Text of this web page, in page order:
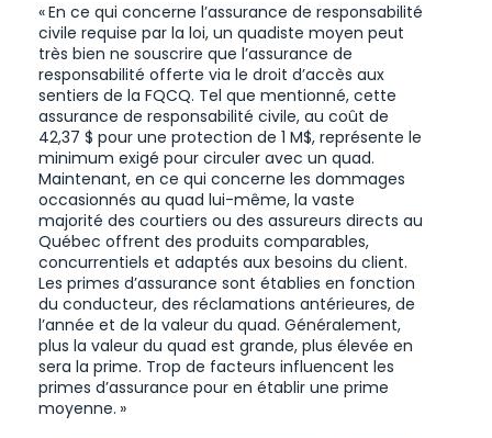
« En ce qui concerne l’assurance de responsabilité
civile requise par la loi, un quadiste moyen peut
très bien ne souscrire que l’assurance de
responsabilité offerte via le droit d’accès aux
sentiers de la FQCQ. Tel que mentionné, cette
assurance de responsabilité civile, au coût de
42,37 $ pour une protection de 1 M$, représente le
minimum exigé pour circuler avec un quad.
Maintenant, en ce qui concerne les dommages
occasionnés au quad lui-même, la vaste
majorité des courtiers ou des assureurs directs au
Québec offrent des produits comparables,
concurrentiels et adaptés aux besoins du client.
Les primes d’assurance sont établies en fonction
du conducteur, des réclamations antérieures, de
l’année et de la valeur du quad. Généralement,
plus la valeur du quad est grande, plus élevée en
sera la prime. Trop de facteurs influencent les
primes d’assurance pour en établir une prime
moyenne. »